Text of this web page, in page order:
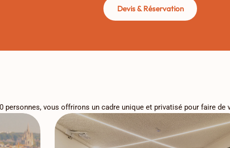
Devis & Réservation
personnes, vous offrirons un cadre unique et privatisé pour faire de